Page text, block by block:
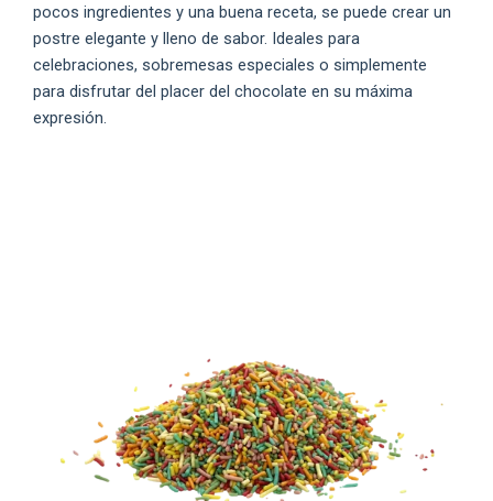
pocos ingredientes y una buena receta, se puede crear un
postre elegante y lleno de sabor. Ideales para
celebraciones, sobremesas especiales o simplemente
para disfrutar del placer del chocolate en su máxima
expresión.